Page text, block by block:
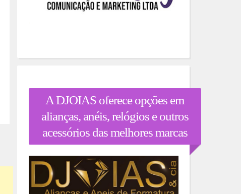
A DJOIAS oferece opções em
alianças, anéis, relógios e outros
acessórios das melhores marcas